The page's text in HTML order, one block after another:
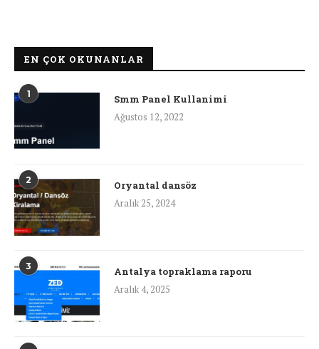
EN ÇOK OKUNANLAR
1
Smm Panel Kullanimi
Ağustos 12, 2022
2
Oryantal dansöz
Aralık 25, 2024
3
Antalya topraklama raporu
Aralık 4, 2025